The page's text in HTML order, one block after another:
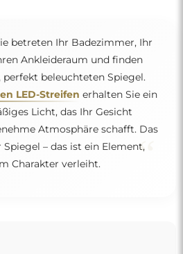
betreten Ihr Badezimmer, Ihr
Ankleideraum und finden
beleuchteten Spiegel.
LED-Streifen erhalten Sie ein
Licht, das Ihr Gesicht
Atmosphäre schafft. Das
– das ist ein Element,
Charakter verleiht.
“